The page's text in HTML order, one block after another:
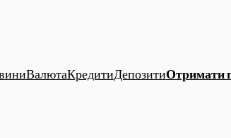
ВалютаКредитиДепозитиОтримати